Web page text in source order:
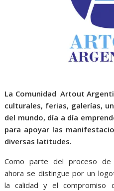
La Comunidad Artout
culturales, ferias, galerías,
del mundo, día a día
para apoyar las
diversas latitudes.
Como parte del proceso de
ahora se distingue por un
la calidad y el compromiso